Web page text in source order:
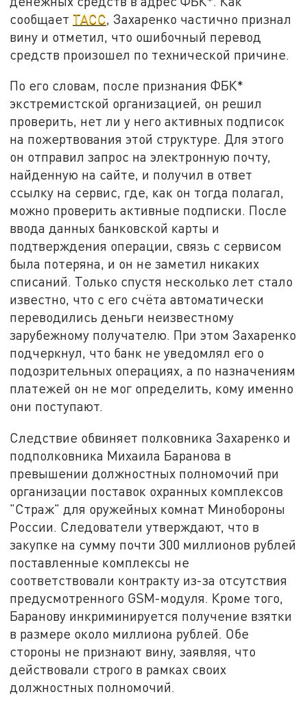
сообщает ТАСС, Захаренко частично признал
вину и отметил, что ошибочный перевод
средств произошел по технической причине.
По его словам, после признания ФБК*
экстремистской организацией, он решил
проверить, нет ли у него активных подписок
на пожертвования этой структуре. Для этого
он отправил запрос на электронную почту,
найденную на сайте, и получил в ответ
ссылку на сервис, где, как он тогда полагал,
можно проверить активные подписки. После
ввода данных банковской карты и
подтверждения операции, связь с сервисом
была потеряна, и он не заметил никаких
списаний. Только спустя несколько лет стало
известно, что с его счёта автоматически
переводились деньги неизвестному
зарубежному получателю. При этом Захаренко
подчеркнул, что банк не уведомлял его о
подозрительных операциях, а по назначениям
платежей он не мог определить, кому именно
они поступают.
Следствие обвиняет полковника Захаренко и
подполковника Михаила Баранова в
превышении должностных полномочий при
организации поставок охранных комплексов
"Страж" для оружейных комнат Минобороны
России. Следователи утверждают, что в
закупке на сумму почти 300 миллионов рублей
поставленные комплексы не
соответствовали контракту из-за отсутствия
предусмотренного GSM-модуля. Кроме того,
Баранову инкриминируется получение взятки
в размере около миллиона рублей. Обе
стороны не признают вину, заявляя, что
действовали строго в рамках своих
должностных полномочий.